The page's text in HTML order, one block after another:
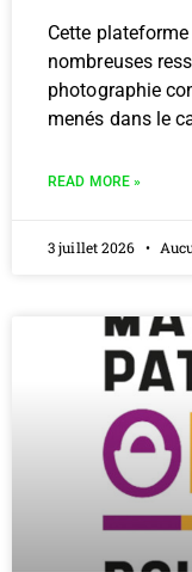
Cette
nombreuses
photographie
menés dans le
READ MORE »
3 juillet 2026